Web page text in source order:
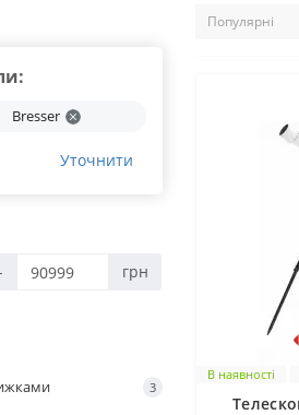
Bresser
Уточнити
грн
3
В наявності